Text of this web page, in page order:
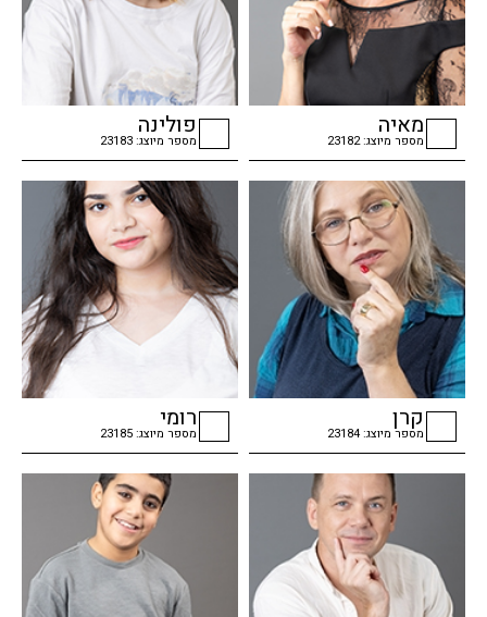
checkbox
מאיה
מספר מיוצג: 23182
checkbox
פולינה
מספר מיוצג: 23183
checkbox
קרן
מספר מיוצג: 23184
checkbox
רומי
מספר מיוצג: 23185